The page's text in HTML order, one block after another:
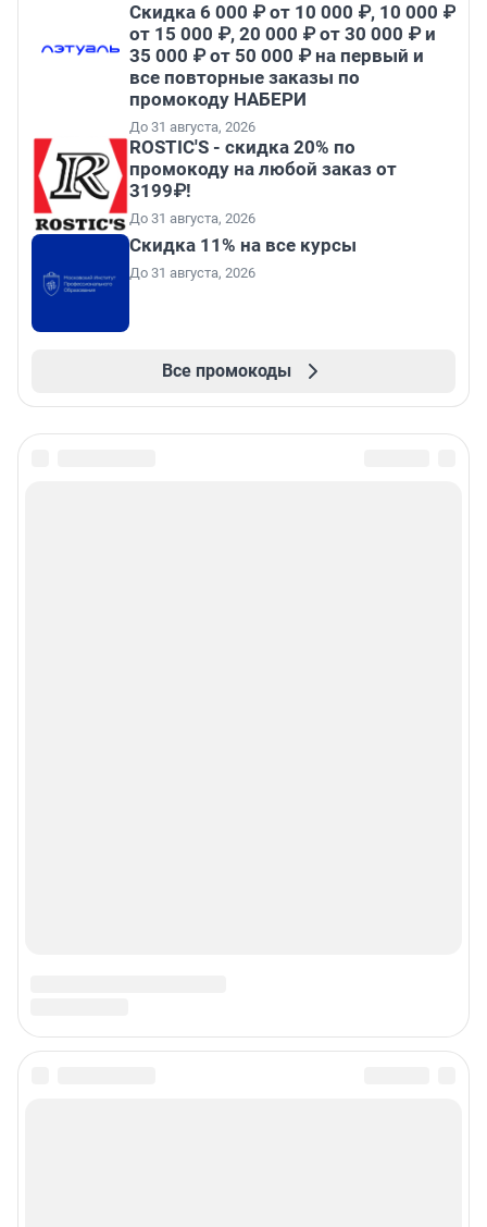
Скидка 6 000 ₽ от 10 000 ₽, 10 000 ₽
от 15 000 ₽, 20 000 ₽ от 30 000 ₽ и
35 000 ₽ от 50 000 ₽ на первый и
все повторные заказы по
промокоду НАБЕРИ
До 31 августа, 2026
ROSTIC'S - скидка 20% по
промокоду на любой заказ от
3199₽!
До 31 августа, 2026
Скидка 11% на все курсы
До 31 августа, 2026
Все промокоды